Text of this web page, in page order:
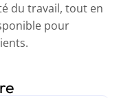
du travail, tout en
pour